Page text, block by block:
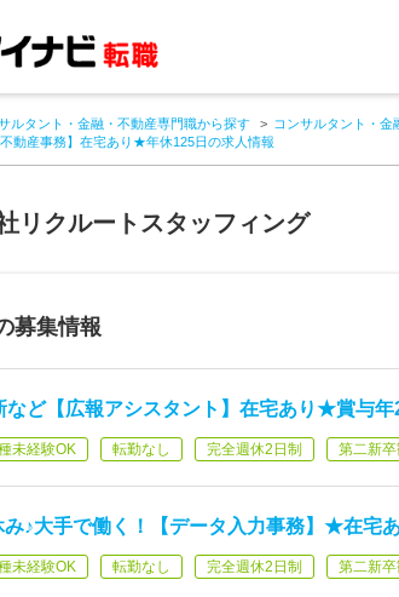
ルタント・金融・不動産専門職から探す コンサルタント・金
動産事務】在宅あり★年休125日の求人情報
リクルートスタッフィング
募集情報
など【広報アシスタント】在宅あり★賞与
未経験OK 転勤なし 完全週休2日制 第二新卒
み♪大手で働く！【データ入力事務】★在宅
未経験OK 転勤なし 完全週休2日制 第二新卒